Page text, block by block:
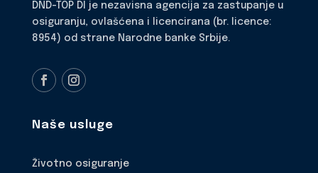
DND-TOP DI je nezavisna agencija za zastupanje u
osiguranju, ovlašćena i licencirana (br. licence:
8954) od strane Narodne banke Srbije.
Naše usluge
Životno osiguranje